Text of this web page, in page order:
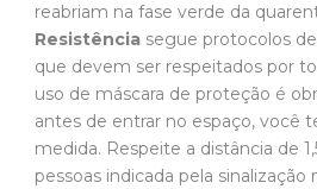
reabriam na fase verde da
Resistência segue protocolos
que devem ser respeitados por
uso de máscara de proteção é
antes de entrar no espaço, você
medida. Respeite a distância de
pessoas indicada pela sinalização